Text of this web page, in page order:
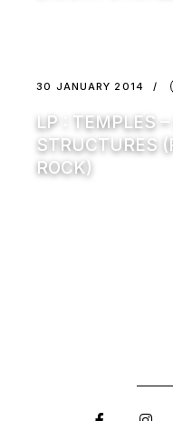
30 JANUARY 2014
LP : TEMPLES
STRUCTURES
ROCK)